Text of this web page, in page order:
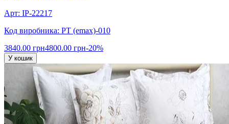
Арт: IP-22217
Код виробника: PT (emax)-010
3840.00 грн4800.00 грн-20%
У кошик